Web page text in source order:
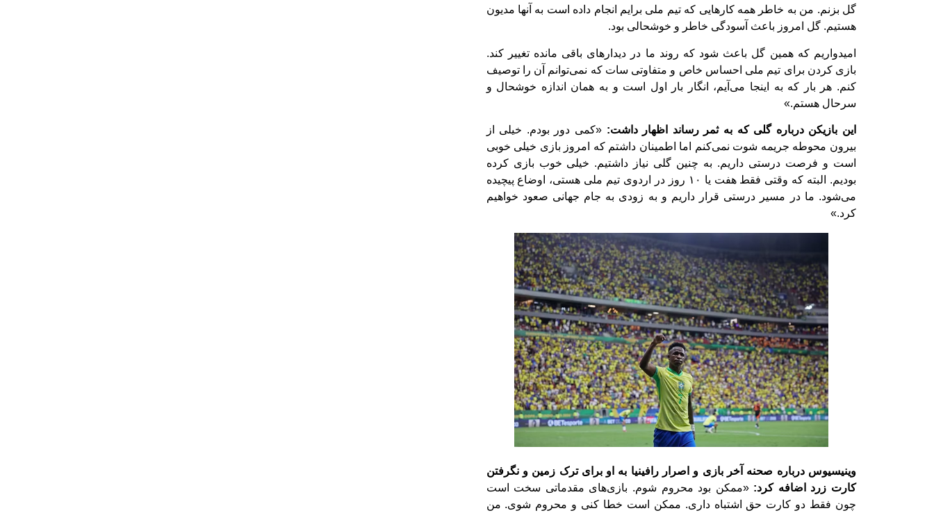
گل بزنم. من به خاطر همه کارهایی که تیم ملی برایم انجام داده است به آنها مدیون
هستیم. گل امروز باعث آسودگی خاطر و خوشحالی بود.
امیدواریم که همین گل باعث شود که روند ما در دیدارهای باقی مانده تغییر کند.
بازی کردن برای تیم ملی احساس خاص و متفاوتی سات که نمی‌توانم آن را توصیف
کنم. هر بار که به اینجا می‌آیم، انگار بار اول است و به همان اندازه خوشحال و
سرحال هستم.»
این بازیکن درباره گلی که به ثمر رساند اظهار داشت: «کمی دور بودم. خیلی از
بیرون محوطه جریمه شوت نمی‌کنم اما اطمینان داشتم که امروز بازی خیلی خوبی
است و فرصت درستی داریم. به چنین گلی نیاز داشتیم. خیلی خوب بازی کرده
بودیم. البته که وقتی فقط هفت یا ۱۰ روز در اردوی تیم ملی هستی، اوضاع پیچیده
می‌شود. ما در مسیر درستی قرار داریم و به زودی به جام جهانی صعود خواهیم
کرد.»
وینیسیوس درباره صحنه آخر بازی و اصرار رافینیا به او برای ترک زمین و نگرفتن
کارت زرد اضافه کرد: «ممکن بود محروم شوم. بازی‌های مقدماتی سخت است
چون فقط دو کارت حق اشتباه داری. ممکن است خطا کنی و محروم شوی. من